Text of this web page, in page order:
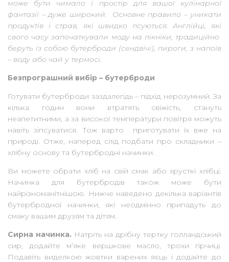
може бути чимало і простір для вашої кулінарної
фантазії – дуже широкий. Основне правило – уникати
продуктів і страв, які швидко псуються. Англійці, які
свого часу започаткували моду на пікніки, традиційно
беруть із собою бутерброди (сендвічі), пироги, з напоїв
– воду або чай у термосі.
Безпрограшний вибір – бутерброди
Готувати бутерброди заздалегідь – підхід нерозумний. За
кілька годин вони втратять свіжість, стануть
неапетитними, а за високої температури повітря можуть
навіть зіпсуватися. Тож варто приготувати їх вже на
природі. Отже, наперед слід подбати про складники –
хлібну основу та бутербродні начинки.
Ви можете обрати хліб на свій смак або хрусткі хлібці.
Начинка для бутербродів також може бути
найрізноманітнішою. Нижче наведено декілька варіантів
бутербродної начинки, які неодмінно припадуть до
смаку вашим друзям та дітям.
Сирна начинка. Натріть на дрібну тертку голландський
сир, додайте м’яке вершкове масло, трохи гірчиці.
Подавіть виделкою жовтки варених яєць і додайте до